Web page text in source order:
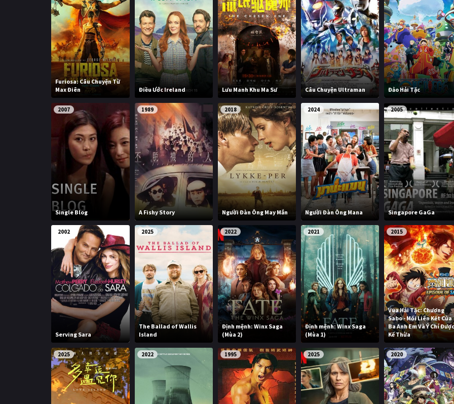
Furiosa: Câu Chuyện Từ
Max Điên
Điều Ước Ireland Lưu Manh Khu Ma Sư Câu Chuyện Ultraman Đảo Hải Tặc
2007
Single Blog
1989
A Fishy Story
2018
Người Đàn Ông May Mắn
2024
Người Đàn Ông Mana
2005
Singapore GaGa
2002
Serving Sara
2025
The Ballad of Wallis
Island
2022
Định mệnh: Winx Saga
(Mùa 2)
2021
Định mệnh: Winx Saga
(Mùa 1)
2015
Vua Hải Tặc: Chương
Sabo - Mối Liên Kết Của
Ba Anh Em Và Ý Chí
Kế Thừa
2025 2022 1995 2025 2020